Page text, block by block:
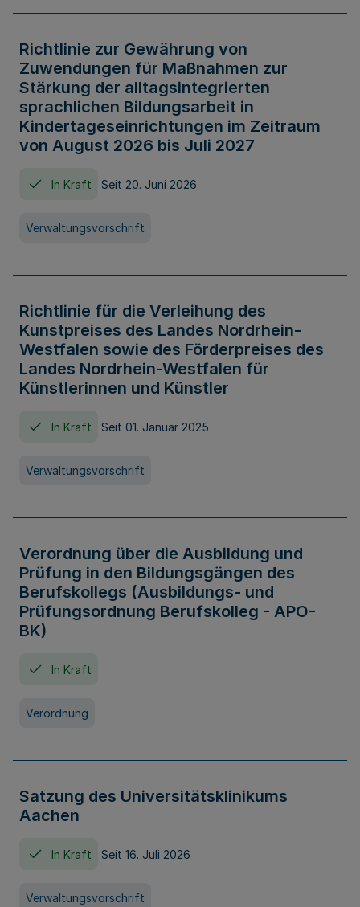
Richtlinie zur Gewährung von
Zuwendungen für Maßnahmen zur
Stärkung der alltagsintegrierten
sprachlichen Bildungsarbeit in
Kindertageseinrichtungen im Zeitraum
von August 2026 bis Juli 2027
In Kraft Seit 20. Juni 2026
Verwaltungsvorschrift
Richtlinie für die Verleihung des
Kunstpreises des Landes Nordrhein-
Westfalen sowie des Förderpreises des
Landes Nordrhein-Westfalen für
Künstlerinnen und Künstler
In Kraft Seit 01. Januar 2025
Verwaltungsvorschrift
Verordnung über die Ausbildung und
Prüfung in den Bildungsgängen des
Berufskollegs (Ausbildungs- und
Prüfungsordnung Berufskolleg - APO-
BK)
In Kraft
Verordnung
Satzung des Universitätsklinikums
Aachen
In Kraft Seit 16. Juli 2026
Verwaltungsvorschrift